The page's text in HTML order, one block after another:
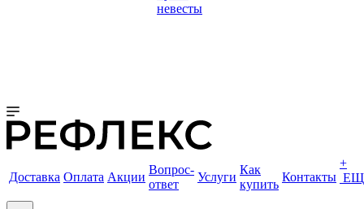
невесты
Доставка Оплата Акции
Вопрос-
ответ
Услуги
Как
купить
Контакты
+